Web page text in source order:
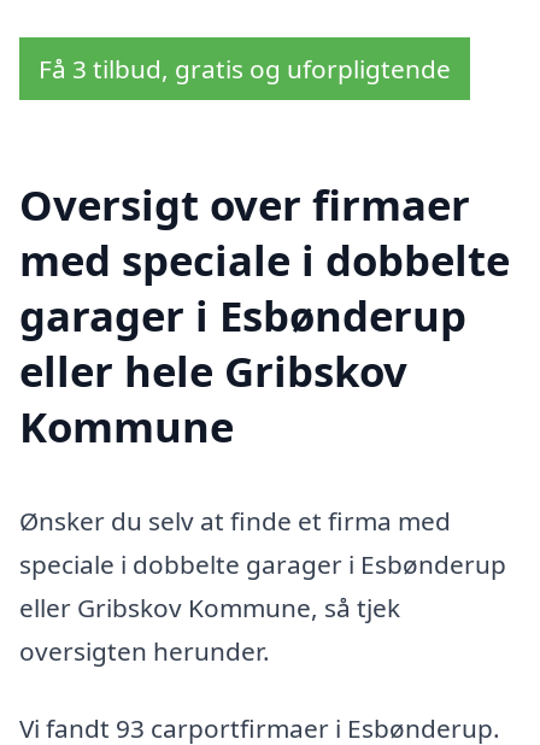
Få 3 tilbud, gratis og uforpligtende
Oversigt over firmaer
med speciale i dobbelte
garager i Esbønderup
eller hele Gribskov
Kommune
Ønsker du selv at finde et firma med
speciale i dobbelte garager i Esbønderup
eller Gribskov Kommune, så tjek
oversigten herunder.
Vi fandt 93 carportfirmaer i Esbønderup.